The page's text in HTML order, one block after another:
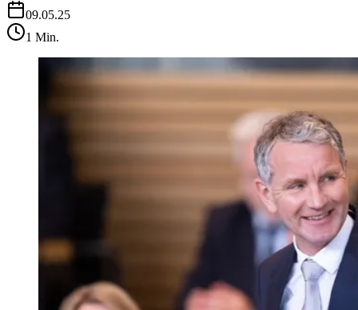
09.05.25
1 Min.